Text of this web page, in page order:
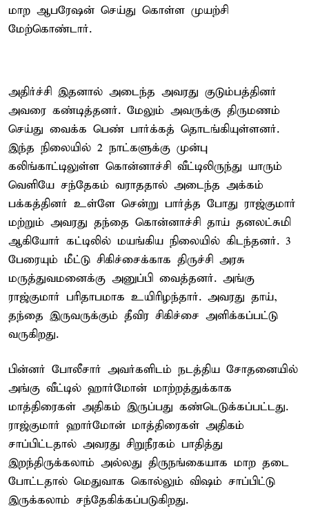
மாற ஆபரேஷன் செய்து கொள்ள முயற்சி
மேற்கொண்டார்.
அதிர்ச்சி இதனால் அடைந்த அவரது குடும்பத்தினர்
அவரை கண்டித்தனர். மேலும் அவருக்கு திருமணம்
செய்து வைக்க பெண் பார்க்கத் தொடங்கியுள்ளனர்.
இந்த நிலையில் 2 நாட்களுக்கு முன்பு
கலிங்காட்டிலுள்ள கொன்னாச்சி வீட்டிலிருந்து யாரும்
வெளியே சந்தேகம் வராததால் அடைந்த அக்கம்
பக்கத்தினர் உள்ளே சென்று பார்த்த போது ராஜ்குமார்
மற்றும் அவரது தந்தை கொன்னாச்சி தாய் தனலட்சுமி
ஆகியோர் கட்டிலில் மயங்கிய நிலையில் கிடந்தனர். 3
பேரையும் மீட்டு சிகிச்சைக்காக திருச்சி அரசு
மருத்துவமனைக்கு அனுப்பி வைத்தனர். அங்கு
ராஜ்குமார் பரிதாபமாக உயிரிழந்தார். அவரது தாய்,
தந்தை இருவருக்கும் தீவிர சிகிச்சை அளிக்கப்பட்டு
வருகிறது.
பின்னர் போலீசார் அவர்களிடம் நடத்திய சோதனையில்
அங்கு வீட்டில் ஹார்மோன் மாற்றத்துக்காக
மாத்திரைகள் அதிகம் இருப்பது கண்டெடுக்கப்பட்டது.
ராஜ்குமார் ஹார்மோன் மாத்திரைகள் அதிகம்
சாப்பிட்டதால் அவரது சிறுநீரகம் பாதித்து
இறந்திருக்கலாம் அல்லது திருநங்கையாக மாற தடை
போட்டதால் மெதுவாக கொல்லும் விஷம் சாப்பிட்டு
இருக்கலாம் சந்தேகிக்கப்படுகிறது.